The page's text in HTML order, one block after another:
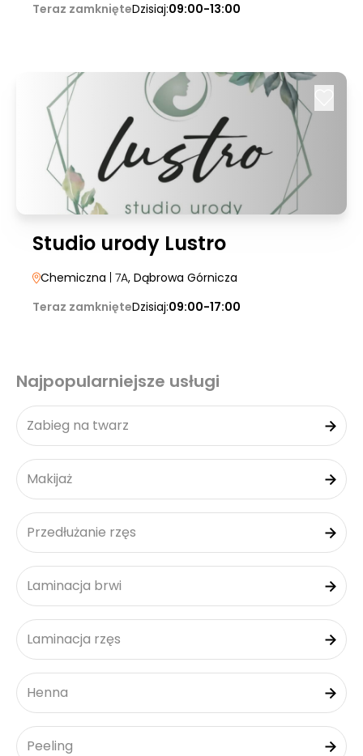
Teraz zamknięteDzisiaj:09:00-13:00
Studio urody Lustro
Chemiczna | 7A, Dąbrowa Górnicza
Teraz zamknięteDzisiaj:09:00-17:00
Najpopularniejsze usługi
Zabieg na twarz
Makijaż
Przedłużanie rzęs
Laminacja brwi
Laminacja rzęs
Henna
Peeling